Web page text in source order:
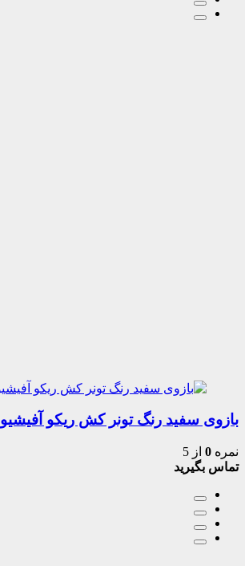
بازوی سفید رنگ تونر کش ریکو آفیشیو Richo Aficio
نمره 0 از 5
تماس بگیرید